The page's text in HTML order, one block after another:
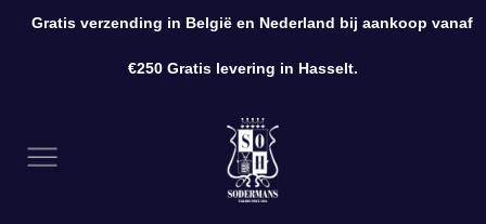
Kleding
Gratis verzending in België en Nederland bij aankoop vanaf
€250 Gratis levering in Hasselt.